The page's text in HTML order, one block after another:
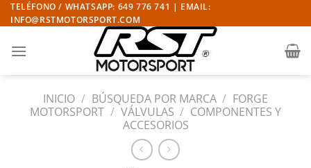
Saltar
al
TELÉFONO / WHATSAPP: 649 776 741 | EMAIL:
INFO@RSTMOTORSPORT.COM
INICIO / BÚSQUEDA POR MARCA / FORGE
MOTORSPORT / VÁLVULAS / COMPONENTES Y
ACCESORIOS